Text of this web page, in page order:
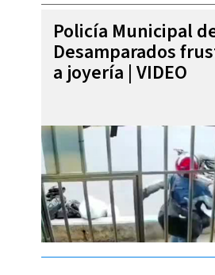
Policía Municipal
Desamparados
a joyería | VIDEO